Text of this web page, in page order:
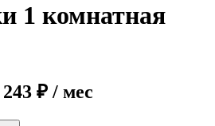
1 комнатная
₽ / мес